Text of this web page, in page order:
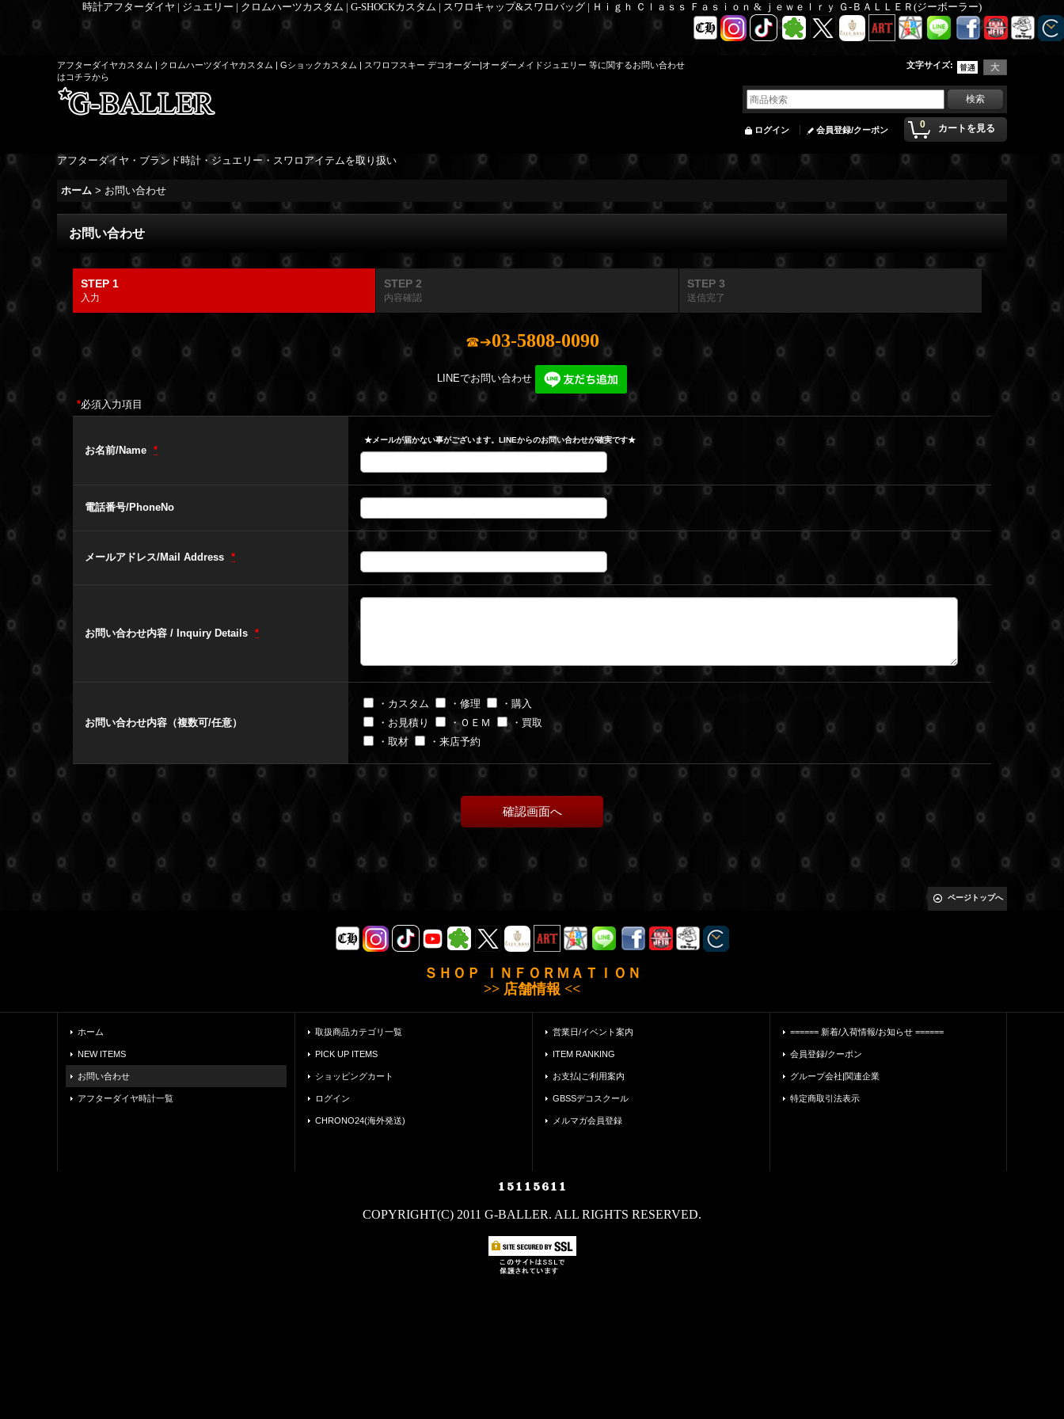
時計アフターダイヤ | ジュエリー | クロムハーツカスタム | G-SHOCKカスタム | スワロキャップ&スワロバッグ | Ｈｉｇｈ Ｃｌａｓｓ Ｆａｓｉｏｎ & ｊｅｗｅｌｒｙ Ｇ-ＢＡＬＬＥＲ(ジーボーラー)
アフターダイヤカスタム | クロムハーツダイヤカスタム | Gショックカスタム | スワロフスキー デコオーダー|オーダーメイドジュエリー 等に関するお問い合わせ
はコチラから
文字サイズ:
0 カートを見る
ログイン 会員登録/クーポン
アフターダイヤ・ブランド時計・ジュエリー・スワロアイテムを取り扱い
ホーム > お問い合わせ
お問い合わせ
STEP 1
入力
STEP 2
内容確認
STEP 3
送信完了
☎➔03-5808-0090
LINEでお問い合わせ
*必須入力項目
お名前/Name *
★メールが届かない事がございます。LINEからのお問い合わせが確実です★
電話番号/PhoneNo
メールアドレス/Mail Address *
お問い合わせ内容 / Inquiry Details *
お問い合わせ内容（複数可/任意）
・カスタム ・修理
・購入
・お見積り
・ＯＥＭ
・買取
・取材
・来店予約
ページトップへ
ＳＨＯＰ ＩＮＦＯＲＭＡＴＩＯＮ
>> 店舗情報 <<
ホーム
NEW ITEMS
お問い合わせ
アフターダイヤ時計一覧
取扱商品カテゴリ一覧
PICK UP ITEMS
ショッピングカート
ログイン
CHRONO24(海外発送)
営業日/イベント案内
ITEM RANKING
お支払|ご利用案内
GBSSデコスクール
メルマガ会員登録
====== 新着/入荷情報/お知らせ ======
会員登録/クーポン
グループ会社|関連企業
特定商取引法表示
COPYRIGHT(C) 2011 G-BALLER. ALL RIGHTS RESERVED.